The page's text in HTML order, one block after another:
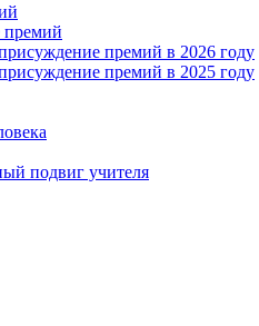
премий в 2026 году
премий в 2025 году
подвиг учителя